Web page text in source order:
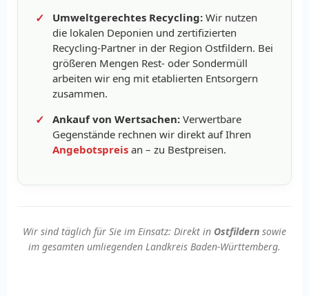
Umweltgerechtes Recycling: Wir nutzen
die lokalen Deponien und zertifizierten
Recycling-Partner in der Region Ostfildern. Bei
größeren Mengen Rest- oder Sondermüll
arbeiten wir eng mit etablierten Entsorgern
zusammen.
Ankauf von Wertsachen: Verwertbare
Gegenstände rechnen wir direkt auf Ihren
Angebotspreis an – zu Bestpreisen.
Wir sind täglich für Sie im Einsatz: Direkt in Ostfildern sowie
im gesamten umliegenden Landkreis Baden-Württemberg.